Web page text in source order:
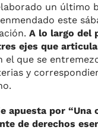
un último
este
A lo largo del
ejes que
el que se
y
apuesta por “Una
de derechos